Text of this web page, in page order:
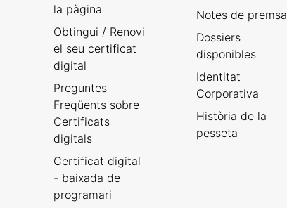
la pàgina
Obtingui / Renovi
el seu certificat
digital
Preguntes
Freqüents sobre
Certificats
digitals
Certificat digital
- baixada de
programari
Notes de premsa
Dossiers
disponibles
Identitat
Corporativa
Història de la
pesseta